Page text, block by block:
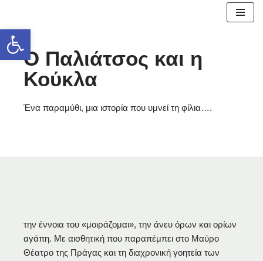
Μεταπηδήστε
στο
περιεχόμενο
Ο Παλιάτσος και η
Κούκλα
Ένα παραμύθι, μια ιστορία που υμνεί τη φίλια….
την έννοια του «μοιράζομαι», την άνευ όρων και ορίων
αγάπη. Με αισθητική που παραπέμπει στο Μαύρο
Θέατρο της Πράγας και τη διαχρονική γοητεία των
Ανοίξτε τη γραμμή εργαλείων